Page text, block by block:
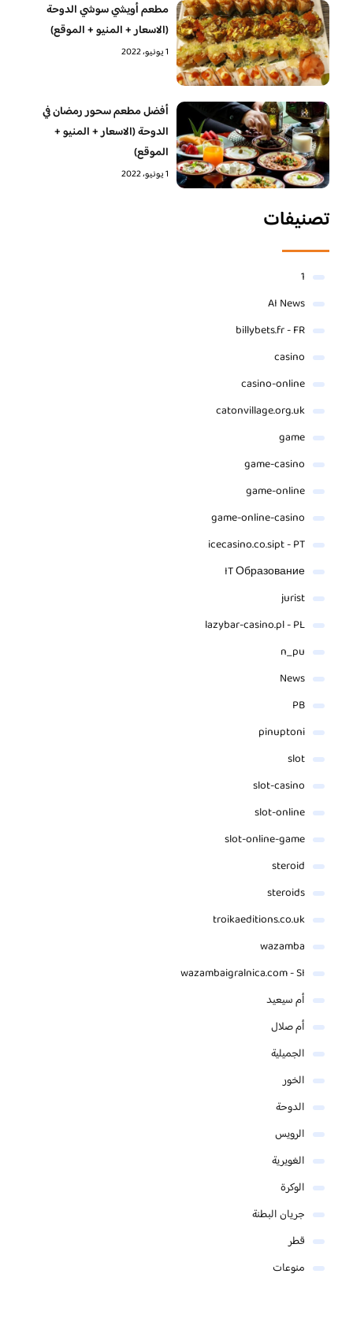
مطعم أويشي سوشي الدوحة
(الاسعار + المنيو + الموقع)
1 يونيو، 2022
أفضل مطعم سحور رمضان في
الدوحة (الاسعار + المنيو +
الموقع)
1 يونيو، 2022
تصنيفات
1
AI News
billybets.fr - FR
casino
casino-online
catonvillage.org.uk
game
game-casino
game-online
game-online-casino
icecasino.co.sipt - PT
IT Образование
jurist
lazybar-casino.pl - PL
n_pu
News
PB
pinuptoni
slot
slot-casino
slot-online
slot-online-game
steroid
steroids
troikaeditions.co.uk
wazamba
wazambaigralnica.com - SI
أم سيعيد
أم صلال
الجميلية
الخور
الدوحة
الرويس
الغويرية
الوكرة
جريان البطنة
قطر
منوعات